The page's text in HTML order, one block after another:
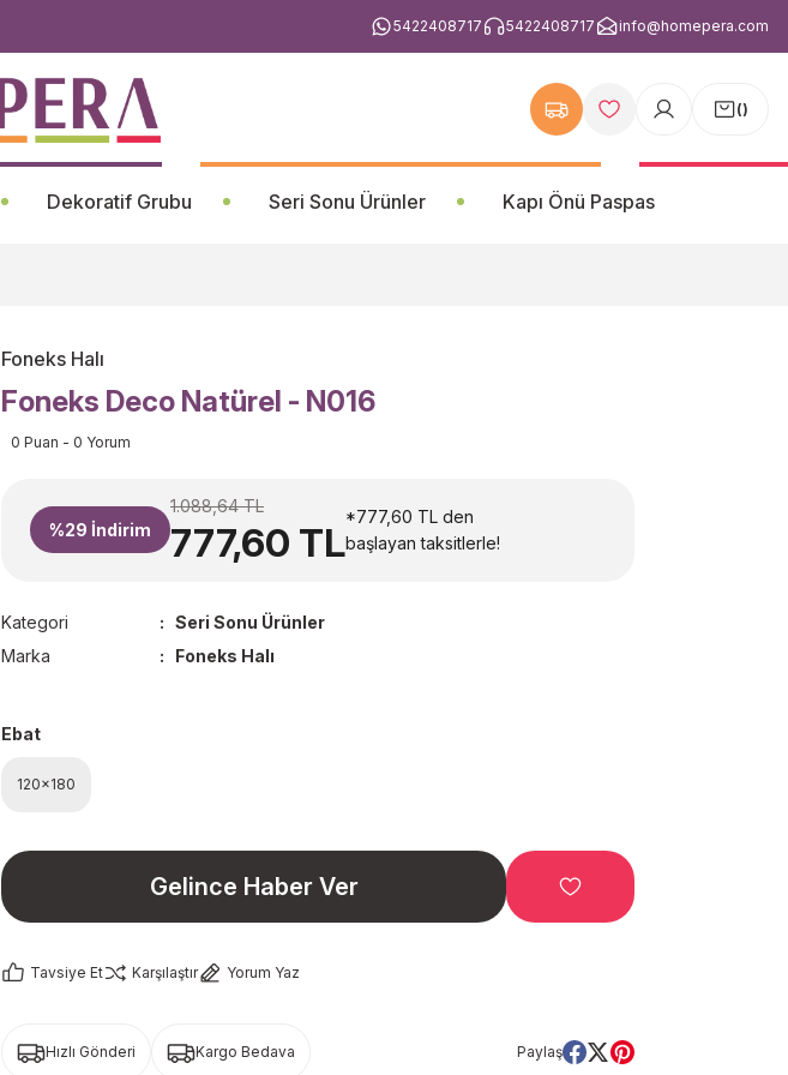
5422408717 5422408717 info@homepera.com
()
Dekoratif Grubu Seri Sonu Ürünler Kapı Önü Paspas
Foneks Halı
Foneks Deco Natürel - N016
0 Puan - 0 Yorum
%29 İndirim
1.088,64 TL
777,60 TL
*777,60 TL den
başlayan taksitlerle!
Kategori
Seri Sonu Ürünler
Marka
Foneks Halı
Ebat
120x180
Gelince Haber Ver
Tavsiye Et Karşılaştır Yorum Yaz
Hızlı Gönderi Kargo Bedava Paylaş